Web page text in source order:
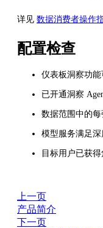
详见 数据消费者操作
配置检查
仪表板洞察功能
已开通洞察
数据范围中的每
模型服务满足深
目标用户已获
上一页
产品简介
下一页